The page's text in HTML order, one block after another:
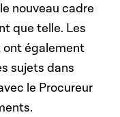
nouveau cadre
que telle. Les
ont également
sujets dans
le Procureur